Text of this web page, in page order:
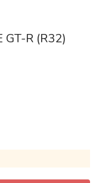
GT-R (R32)